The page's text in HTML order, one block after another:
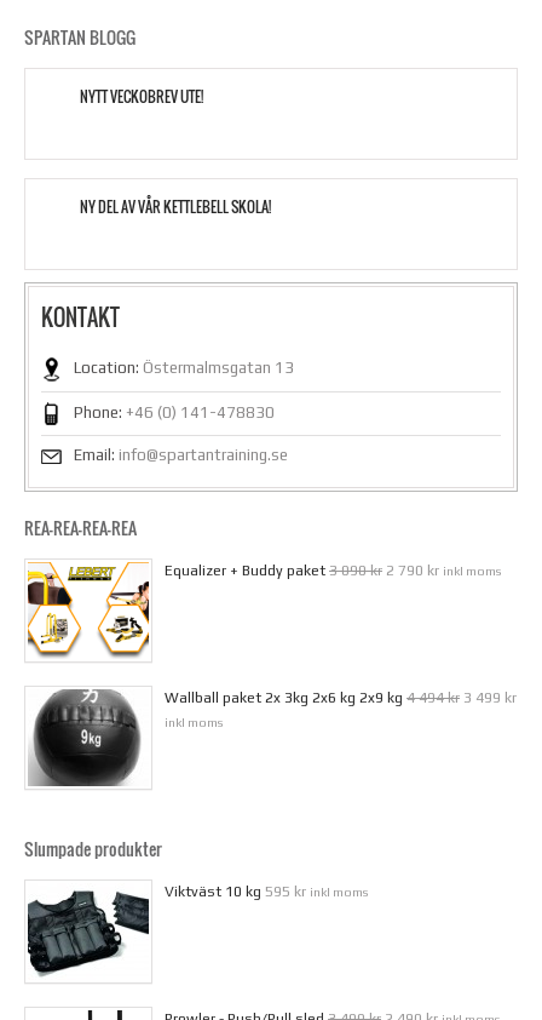
SPARTAN BLOGG
NYTT VECKOBREV UTE!
NY DEL AV VÅR KETTLEBELL SKOLA!
KONTAKT
Location: Östermalmsgatan 13
Phone: +46 (0) 141-478830
Email: info@spartantraining.se
REA-REA-REA-REA
Equalizer + Buddy paket 3 090 kr 2 790 kr inkl moms
Wallball paket 2x 3kg 2x6 kg 2x9 kg 4 494 kr 3 499 kr
inkl moms
Slumpade produkter
Viktväst 10 kg 595 kr inkl moms